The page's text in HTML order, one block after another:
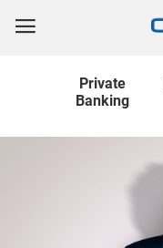
Private
Banking